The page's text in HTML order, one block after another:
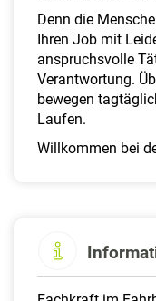
Denn die
Ihren Job mit
anspruchsvolle
Verantwortung.
bewegen
Laufen.
Willkommen bei